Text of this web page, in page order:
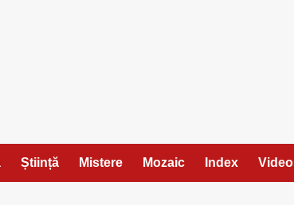
Știință Mistere Mozaic Index Video